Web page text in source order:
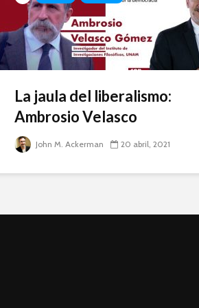
La jaula del liberalismo:
Ambrosio Velasco
John M. Ackerman 20 abril, 2021